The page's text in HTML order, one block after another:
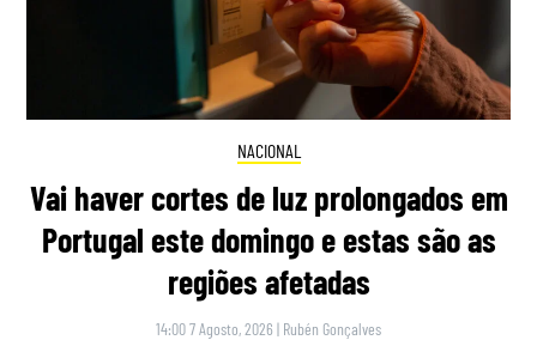
NACIONAL
Vai haver cortes de luz prolongados em
Portugal este domingo e estas são as
regiões afetadas
14:00 7 Agosto, 2026 | Rubén Gonçalves